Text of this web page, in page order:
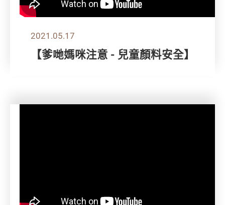
2021.05.17
【爹哋媽咪注意 - 兒童顏料安全】